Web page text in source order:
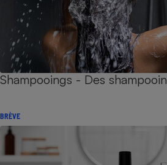
Shampooings - Des
BRÈVE